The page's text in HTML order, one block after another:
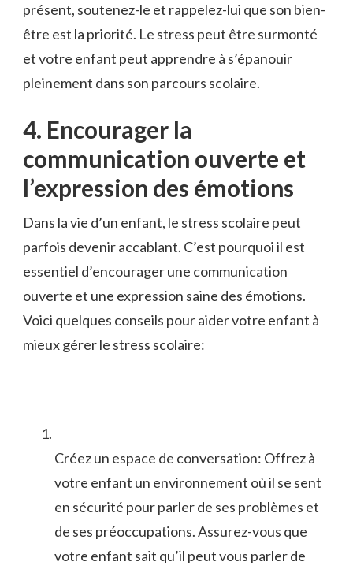
présent, soutenez-le et rappelez-lui que son bien-
être est la priorité. Le stress peut être surmonté
et votre enfant peut apprendre‌ à s’épanouir
pleinement dans son parcours scolaire.
4. Encourager⁤ la
communication ouverte et
l’expression​ des ⁢émotions
Dans la vie d’un‍ enfant, le stress scolaire peut
parfois devenir accablant. C’est ‌pourquoi il est
essentiel d’encourager⁣ une communication
ouverte ‌et une expression ⁣saine des émotions.
Voici quelques conseils ⁢pour ⁢aider votre enfant à
mieux gérer le stress scolaire:
Créez un espace de‌ conversation: Offrez à⁣
votre enfant un environnement où il se sent‌
en sécurité pour parler de ses problèmes et
de ses préoccupations. Assurez-vous que
votre enfant sait qu’il peut vous parler de